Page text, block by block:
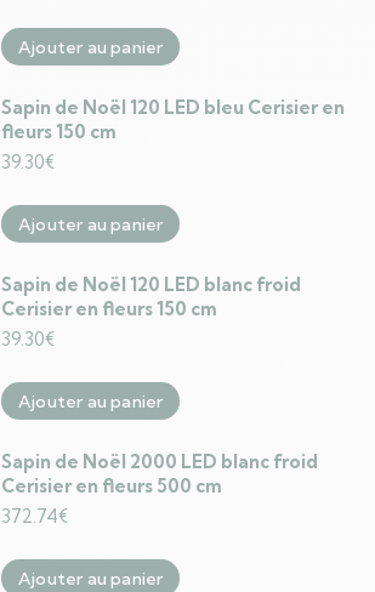
Ajouter au panier
Sapin de Noël 120 LED bleu Cerisier en
fleurs 150 cm
39.30€
Ajouter au panier
Sapin de Noël 120 LED blanc froid
Cerisier en fleurs 150 cm
39.30€
Ajouter au panier
Sapin de Noël 2000 LED blanc froid
Cerisier en fleurs 500 cm
372.74€
Ajouter au panier